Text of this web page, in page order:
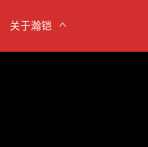
关于瀚铠